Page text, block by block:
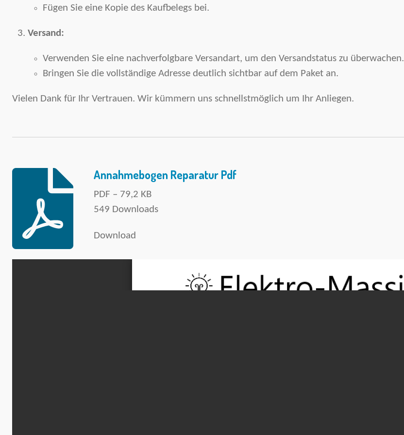
Fügen Sie eine Kopie des Kaufbelegs bei.
Versand:
Verwenden Sie eine nachverfolgbare Versandart, um den Versandstatus zu überwachen.
Bringen Sie die vollständige Adresse deutlich sichtbar auf dem Paket an.
Vielen Dank für Ihr Vertrauen. Wir kümmern uns schnellstmöglich um Ihr Anliegen.
Annahmebogen Reparatur Pdf
PDF – 79,2 KB
549 Downloads
Download